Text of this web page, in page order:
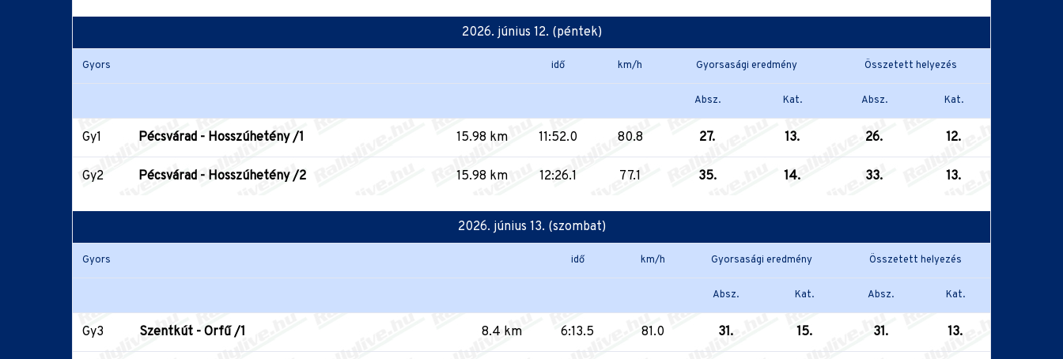
2026. június 12. (péntek)
Gyors idő km/h Gyorsasági eredmény Összetett helyezés
Absz. Kat. Absz. Kat.
Gy1 Pécsvárad - Hosszúhetény /1 15.98 km 11:52.0 80.8 27. 13. 26. 12.
Gy2 Pécsvárad - Hosszúhetény /2 15.98 km 12:26.1 77.1 35. 14. 33. 13.
2026. június 13. (szombat)
Gyors idő km/h Gyorsasági eredmény Összetett helyezés
Absz. Kat. Absz. Kat.
Gy3 Szentkút - Orfű /1 8.4 km 6:13.5 81.0 31. 15. 31. 13.